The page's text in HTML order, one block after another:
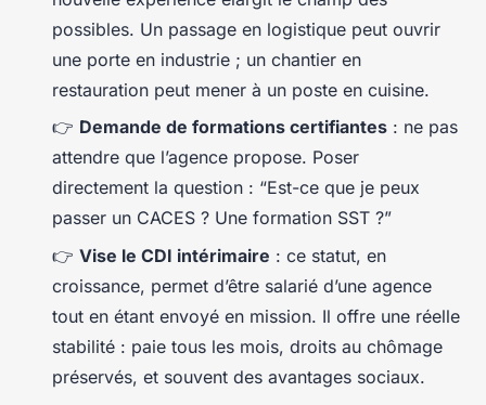
possibles. Un passage en logistique peut ouvrir
une porte en industrie ; un chantier en
restauration peut mener à un poste en cuisine.
👉 Demande de formations certifiantes : ne pas
attendre que l’agence propose. Poser
directement la question : “Est-ce que je peux
passer un CACES ? Une formation SST ?”
👉 Vise le CDI intérimaire : ce statut, en
croissance, permet d’être salarié d’une agence
tout en étant envoyé en mission. Il offre une réelle
stabilité : paie tous les mois, droits au chômage
préservés, et souvent des avantages sociaux.